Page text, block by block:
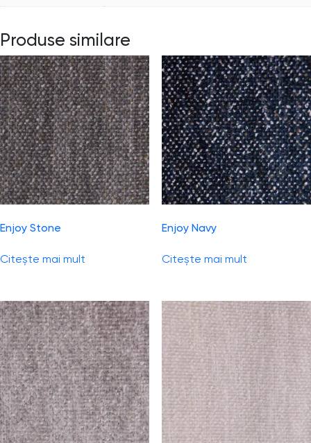
Produse similare
Enjoy Stone
Citește mai mult
Enjoy Navy
Citește mai mult